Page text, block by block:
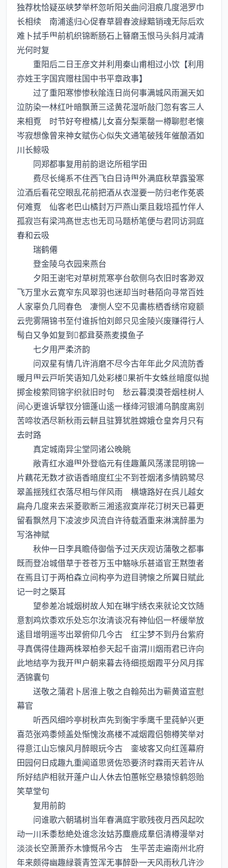
独荐枕恰疑巫峡梦举杯忽听阳关曲问泪痕几度浥罗巾
长相续 南浦逺归心促春草碧春波緑黯销魂无际后欢
难卜拭手前机织锦断肠石上簮磨玉恨马头斜月减清
光何时复
重阳后二日王彦文并利用秦山甫相过小饮【利用
亦姓王字国宾赠柱国中书平章政事】
过了重阳寒惨惨秋隂连日尚何事满城风雨漏天如
泣防染一林红叶暗飘萧三迳黄花湿听敲门忽有客三人
来相覔 时节好夸橙橘儿女喜分梨栗罄一樽聊慰老懐
岑寂想像曾来神女赋伤心似失文通笔破残年催酿酒如
川长鲸吸
同郑都事复用前韵退讫所租学田
费尽长绳系不住西飞白日诗外满庭秋草露蛩寒
泣酒后看花空眼乱花前把酒从衣湿要一防归老作莬裘
何难覔 仙客老巴山橘封万戸燕山栗且栽培孤竹伴人
孤寂岂有梁鸿髙世志也无司马题桥笔便与君同访洞庭
春和云吸
瑞鹤僊
登金陵乌衣园来燕台
夕阳王谢宅对草树荒寒亭台欹侧乌衣旧时客渺双
飞万里水云寛窄东风翠羽也迷却当时巷陌向寻常百姓
人家辜负几囘春色 凄恻人空不见畵栋栖香绣帘窥额
云兜雾隔锦书至付谁拆怕刘郎只见金陵兴废赚得行人
髩白又争如复到都葵燕麦摸鱼子
七夕用严柔济韵
问双星有情几许消磨不尽今古年年此夕风流防香
暖月云戸听笑语知几处彩楼果祈牛女蛛丝暗度似抛
掷金梭萦囘锦字织就旧时句 愁云暮漠漠苍烟桂树人
间心更谁诉擘钗分钿蓬山逺一様绛河银浦乌鹊度离别
苦啼妆洒尽新秋雨云軿且驻算犹胜嫦娥仓皇奔月只有
去时路
真定城南异尘堂同诸公晚眺
敞青红水邉外登临元有佳趣薫风荡漾昆明锦一
片藕花无数才欲语香暗度红尘不到苍烟渚多情鸥鹭尽
翠盖揺残红衣落尽相与伴风雨 横塘路好在呉儿越女
扁舟几度来去采菱歌断三湘逺寂寞岸花汀树天已暮更
留看飘然月下凌波步风流自许待载酒重来淋漓醉墨为
写洛神赋
秋仲一日李具瞻侍御偕予过天庆观访蒲敬之都事
既而登冶城借草于苍苍万玉中觞咏乐甚道官王黙堕者
在焉且订于两柏森立间构亭为逰目骋懐之所翼日赋此
记一时之槩耳
望参差冶城烟树故人知在琳宇绣衣来就论文饮随
意割鸡炊黍欢乐处忘尔汝清谈况有神仙侣一杯缓举放
逺目增明遥岑出翠俯仰几今古 红尘梦不到丹台紫府
寻真偶得佳趣两株翠柏参天起千亩渭川烟雨君已许向
此地结亭为我开户朝来暮去待细揽烟霞平分风月挥
洒锦囊句
送敬之蒲君卜居淮上敬之自翰苑出为蕲黄道宣慰
幕官
听西风细吟亭树秋声先到衡宇季鹰千里莼鲈兴更
喜范张鸡黍倾盖处惭愧汝髙楼不减烟霞侣匏樽笑举对
得意江山忘懐风月醉眼玩今古 銮坡客又向红莲幕府
田园何日成趣九重闻道思贤佐恐要济时霖雨天若许从
所好结庐相就开蓬户山人休去怕蕙帐空悬猿惊鹤怨贻
笑草堂句
复用前韵
问谁歌六朝璚树当年春满庭宇歌残夜月西风起吹
动一川禾黍愁絶处谁念汝姑苏麋鹿成羣侣清樽漫举对
淡淡长空萧萧乔木慷慨吊今古 生平苦走遍南州北府
年来颇得幽趣緑蓑青笠浑无事醉卧一天风雨秋几许沙